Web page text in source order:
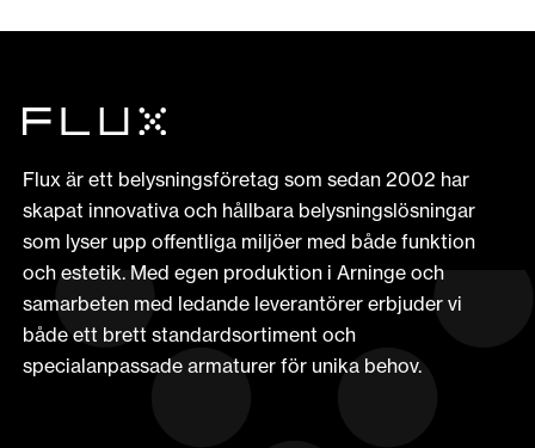
Flux är ett belysningsföretag som sedan 2002 har
skapat innovativa och hållbara belysningslösningar
som lyser upp offentliga miljöer med både funktion
och estetik. Med egen produktion i Arninge och
samarbeten med ledande leverantörer erbjuder vi
både ett brett standardsortiment och
specialanpassade armaturer för unika behov.